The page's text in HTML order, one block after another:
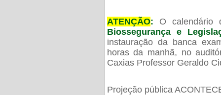
ATENÇÃO: O calendário
Biossegurança e
instauração da banca
horas da manhã, no
Caxias Professor Geraldo
Projeção pública